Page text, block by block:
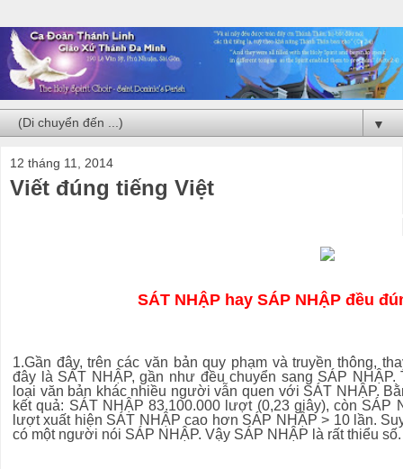
▼
12 tháng 11, 2014
Viết đúng tiếng Việt
SÁT NHẬP hay SÁP NHẬP đều
1.Gần đây, trên các văn bản quy phạm và truyền thông,
đây là SÁT NHẬP, gần như đều chuyển sang SÁP NHẬP.
loại văn bản khác nhiều người vẫn quen với SÁT NHẬP.
kết quả: SÁT NHẬP 83.100.000 lượt (0,23 giây), còn SÁP
lượt xuất hiện SÁT NHẬP cao hơn SÁP NHẬP > 10 lần.
có một người nói SÁP NHẬP. Vậy SÁP NHẬP là rất thiểu số.